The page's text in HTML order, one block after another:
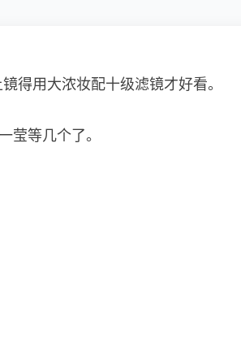
得用大浓妆配十级滤镜才好看。
莹等几个了。